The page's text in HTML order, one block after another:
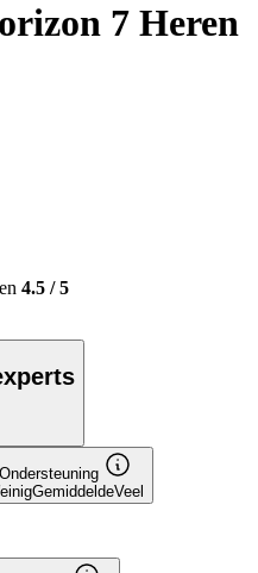
7 Heren
4.5 /5
Ondersteuning
GemiddeldeVeel